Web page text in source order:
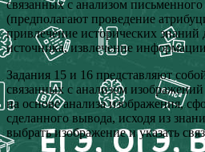
связанных с анализом
(предполагают проведение
привлечение исторических знаний
источника, извлечение
Задания 15 и 16 представляют
связанных с анализом изображений
на основе анализа изображения,
сделанного вывода, исходя из
выбрать изображение и указать